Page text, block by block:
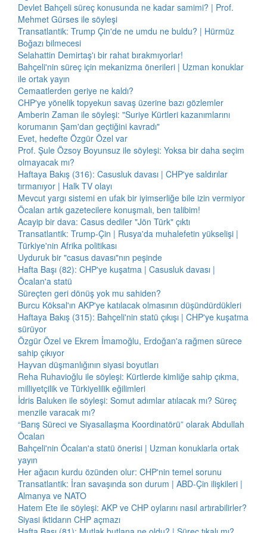
Devlet Bahçeli süreç konusunda ne kadar samimi? | Prof.
Mehmet Gürses ile söyleşi
Transatlantik: Trump Çin'de ne umdu ne buldu? | Hürmüz
Boğazı bilmecesi
Selahattin Demirtaş'ı bir rahat bırakmıyorlar!
Bahçeli'nin süreç için mekanizma önerileri | Uzman konuklar
ile ortak yayın
Cemaatlerden geriye ne kaldı?
CHP'ye yönelik topyekun savaş üzerine bazı gözlemler
Amberin Zaman ile söyleşi: "Suriye Kürtleri kazanımlarını
korumanın Şam'dan geçtiğini kavradı"
Evet, hedefte Özgür Özel var
Prof. Şule Özsoy Boyunsuz ile söyleşi: Yoksa bir daha seçim
olmayacak mı?
Haftaya Bakış (316): Casusluk davası | CHP'ye saldırılar
tırmanıyor | Halk TV olayı
Mevcut yargı sistemi en ufak bir iyimserliğe bile izin vermiyor
Öcalan artık gazetecilere konuşmalı, ben talibim!
Acayip bir dava: Casus dediler "Jön Türk" çıktı
Transatlantik: Trump-Çin | Rusya'da muhalefetin yükselişi |
Türkiye'nin Afrika politikası
Uyduruk bir "casus davası"nın peşinde
Hafta Başı (82): CHP'ye kuşatma | Casusluk davası |
Öcalan'a statü
Süreçten geri dönüş yok mu sahiden?
Burcu Köksal'ın AKP'ye katılacak olmasının düşündürdükleri
Haftaya Bakış (315): Bahçeli'nin statü çıkışı | CHP'ye kuşatma
sürüyor
Özgür Özel ve Ekrem İmamoğlu, Erdoğan'a rağmen sürece
sahip çıkıyor
Hayvan düşmanlığının siyasi boyutları
Reha Ruhavioğlu ile söyleşi: Kürtlerde kimliğe sahip çıkma,
milliyetçilik ve Türkiyelilik eğilimleri
İdris Baluken ile söyleşi: Somut adımlar atılacak mı? Süreç
menzile varacak mı?
“Barış Süreci ve Siyasallaşma Koordinatörü” olarak Abdullah
Öcalan
Bahçeli'nin Öcalan'a statü önerisi | Uzman konuklarla ortak
yayın
Her ağacın kurdu özünden olur: CHP'nin temel sorunu
Transatlantik: İran savaşında son durum | ABD-Çin ilişkileri |
Almanya ve NATO
Hatem Ete ile söyleşi: AKP ve CHP oylarını nasıl artırabilirler?
Siyasi iktidarın CHP açmazı